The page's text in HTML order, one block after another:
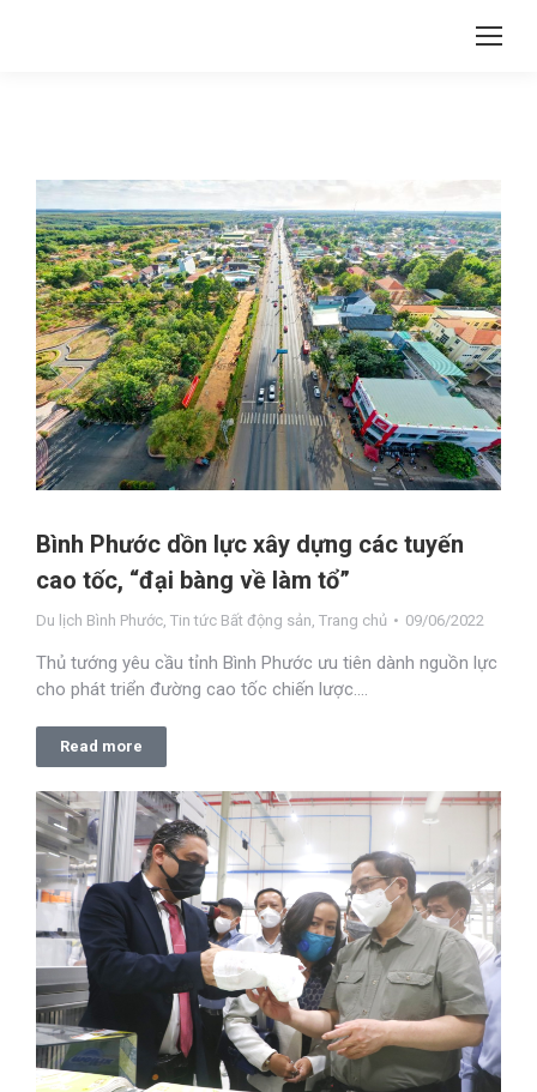
Bình Phước dồn lực xây dựng các tuyến
cao tốc, “đại bàng về làm tổ”
Du lịch Bình Phước Tin tức Bất động sản Trang chủ 09/06/2022
Thủ tướng yêu cầu tỉnh Bình Phước ưu tiên dành nguồn lực
cho phát triển đường cao tốc chiến lược.…
Read more